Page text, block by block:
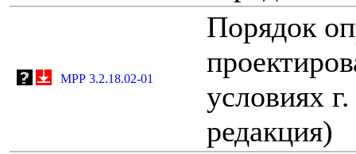
МРР 3.2.18.02-01
Порядок
условиях
редакция)